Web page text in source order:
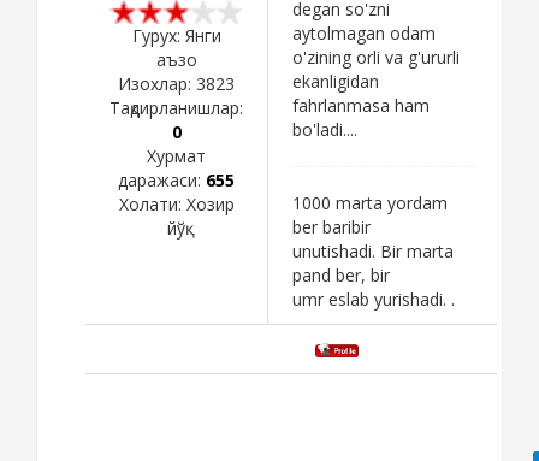
Гурух: Янги
аъзо
Изохлар: 3823
Тақдирланишлар:
0
Хурмат
даражаси: 655
Холати: Хозир
йўқ
degan so'zni
aytolmagan odam
o'zining orli va g'ururli
ekanligidan
fahrlanmasa ham
bo'ladi....
1000 marta yordam
ber baribir
unutishadi. Bir marta
pand ber, bir
umr eslab yurishadi. .